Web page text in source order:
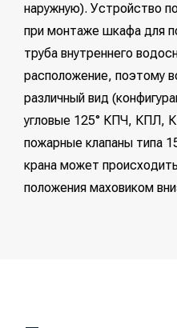
наружную). Устройство
при монтаже шкафа для
труба внутреннего
расположение, поэтому
различный вид
угловые 125° КПЧ, КПЛ,
пожарные клапаны типа
крана может
положения маховиком